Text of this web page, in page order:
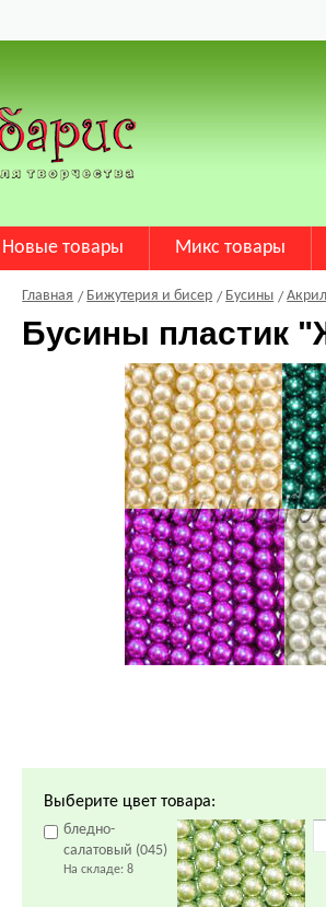
Новые товары Микс товары
Главная Бижутерия и бисер Бусины
Бусины пластик
Выберите цвет товара:
бледно-
салатовый (045)
На складе:8